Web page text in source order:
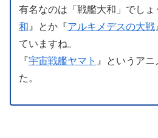
有名なのは「戦艦大和」でしょ
和 』とか『アルキメデスの大戦
ていますね。
『宇宙戦艦ヤマト 』というア
た。